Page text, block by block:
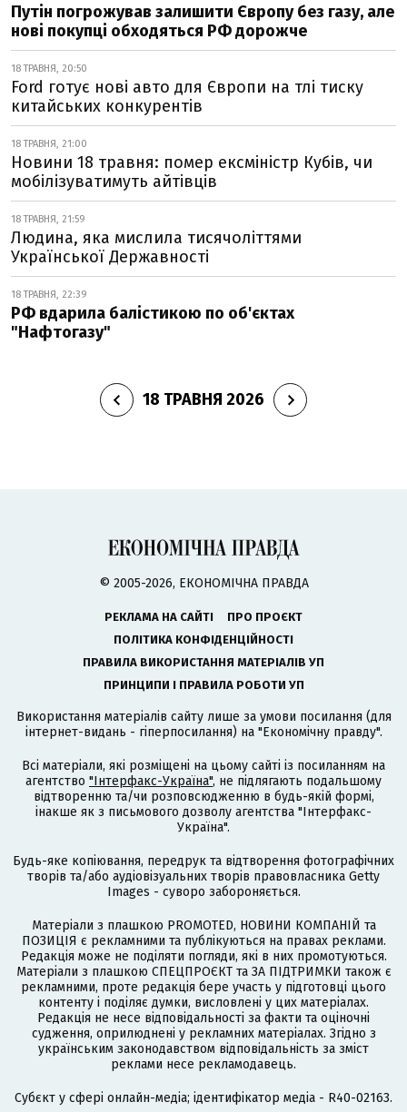
Путін погрожував залишити Європу без газу, але
нові покупці обходяться РФ дорожче
18 ТРАВНЯ, 20:50
Ford готує нові авто для Європи на тлі тиску
китайських конкурентів
18 ТРАВНЯ, 21:00
Новини 18 травня: помер ексміністр Кубів, чи
мобілізуватимуть айтівців
18 ТРАВНЯ, 21:59
Людина, яка мислила тисячоліттями
Української Державності
18 ТРАВНЯ, 22:39
РФ вдарила балістикою по об'єктах
"Нафтогазу"
18 ТРАВНЯ 2026
© 2005-2026, ЕКОНОМІЧНА ПРАВДА
РЕКЛАМА НА САЙТІ
ПРО ПРОЄКТ
ПОЛІТИКА КОНФІДЕНЦІЙНОСТІ
ПРАВИЛА ВИКОРИСТАННЯ МАТЕРІАЛІВ УП
ПРИНЦИПИ І ПРАВИЛА РОБОТИ УП
Використання матеріалів сайту лише за умови посилання (для
інтернет-видань - гіперпосилання) на "Економічну правду".
Всі матеріали, які розміщені на цьому сайті із посиланням на
агентство "Інтерфакс-Україна", не підлягають подальшому
відтворенню та/чи розповсюдженню в будь-якій формі,
інакше як з письмового дозволу агентства "Інтерфакс-
Україна".
Будь-яке копіювання, передрук та відтворення фотографічних
творів та/або аудіовізуальних творів правовласника Getty
Images - суворо забороняється.
Матеріали з плашкою PROMOTED, НОВИНИ КОМПАНІЙ та
ПОЗИЦІЯ є рекламними та публікуються на правах реклами.
Редакція може не поділяти погляди, які в них промотуються.
Матеріали з плашкою СПЕЦПРОЄКТ та ЗА ПІДТРИМКИ також є
рекламними, проте редакція бере участь у підготовці цього
контенту і поділяє думки, висловлені у цих матеріалах.
Редакція не несе відповідальності за факти та оціночні
судження, оприлюднені у рекламних матеріалах. Згідно з
українським законодавством відповідальність за зміст
реклами несе рекламодавець.
Cубєкт у сфері онлайн-медіа; ідентифікатор медіа - R40-02163.